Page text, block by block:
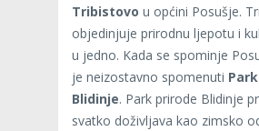
Tribistovo u općini Posušje.
objedinjuje prirodnu ljepotu i
u jedno. Kada se spominje
je neizostavno spomenuti
Blidinje. Park prirode Blidinje
svatko doživljava kao zimsko